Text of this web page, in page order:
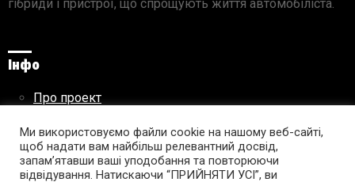
гібриди і пристрої, що спрощують життя автомобіліста.
Інфо
Про проект
Правила використання матеріалів
Ми використовуємо файли cookie на нашому веб-сайті,
щоб надати вам найбільш релевантний досвід,
запам’ятавши ваші уподобання та повторюючи
відвідування. Натискаючи “ПРИЙНЯТИ УСІ”, ви